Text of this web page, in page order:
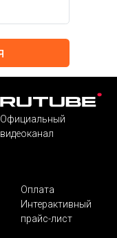
Официальный
видеоканал
Оплата
Интерактивный
прайс-лист